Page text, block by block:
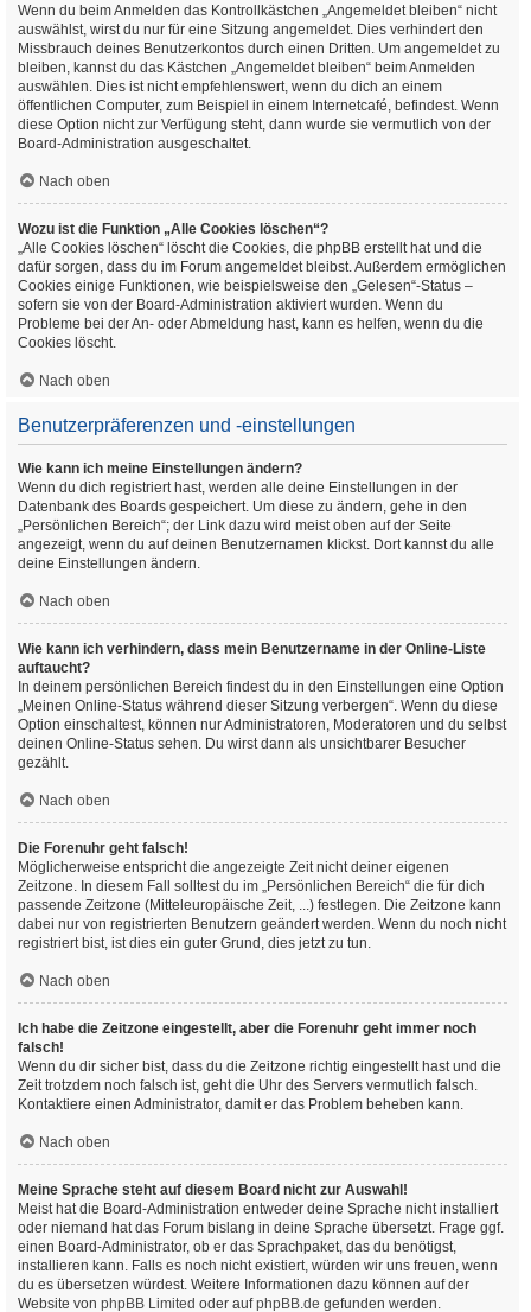
Wenn du beim Anmelden das Kontrollkästchen „Angemeldet bleiben“ nicht
auswählst, wirst du nur für eine Sitzung angemeldet. Dies verhindert den
Missbrauch deines Benutzerkontos durch einen Dritten. Um angemeldet zu
bleiben, kannst du das Kästchen „Angemeldet bleiben“ beim Anmelden
auswählen. Dies ist nicht empfehlenswert, wenn du dich an einem
öffentlichen Computer, zum Beispiel in einem Internetcafé, befindest. Wenn
diese Option nicht zur Verfügung steht, dann wurde sie vermutlich von der
Board-Administration ausgeschaltet.
Nach oben
Wozu ist die Funktion „Alle Cookies löschen“?
„Alle Cookies löschen“ löscht die Cookies, die phpBB erstellt hat und die
dafür sorgen, dass du im Forum angemeldet bleibst. Außerdem ermöglichen
Cookies einige Funktionen, wie beispielsweise den „Gelesen“-Status –
sofern sie von der Board-Administration aktiviert wurden. Wenn du
Probleme bei der An- oder Abmeldung hast, kann es helfen, wenn du die
Cookies löscht.
Nach oben
Benutzerpräferenzen und -einstellungen
Wie kann ich meine Einstellungen ändern?
Wenn du dich registriert hast, werden alle deine Einstellungen in der
Datenbank des Boards gespeichert. Um diese zu ändern, gehe in den
„Persönlichen Bereich“; der Link dazu wird meist oben auf der Seite
angezeigt, wenn du auf deinen Benutzernamen klickst. Dort kannst du alle
deine Einstellungen ändern.
Nach oben
Wie kann ich verhindern, dass mein Benutzername in der Online-Liste
auftaucht?
In deinem persönlichen Bereich findest du in den Einstellungen eine Option
„Meinen Online-Status während dieser Sitzung verbergen“. Wenn du diese
Option einschaltest, können nur Administratoren, Moderatoren und du selbst
deinen Online-Status sehen. Du wirst dann als unsichtbarer Besucher
gezählt.
Nach oben
Die Forenuhr geht falsch!
Möglicherweise entspricht die angezeigte Zeit nicht deiner eigenen
Zeitzone. In diesem Fall solltest du im „Persönlichen Bereich“ die für dich
passende Zeitzone (Mitteleuropäische Zeit, ...) festlegen. Die Zeitzone kann
dabei nur von registrierten Benutzern geändert werden. Wenn du noch nicht
registriert bist, ist dies ein guter Grund, dies jetzt zu tun.
Nach oben
Ich habe die Zeitzone eingestellt, aber die Forenuhr geht immer noch
falsch!
Wenn du dir sicher bist, dass du die Zeitzone richtig eingestellt hast und die
Zeit trotzdem noch falsch ist, geht die Uhr des Servers vermutlich falsch.
Kontaktiere einen Administrator, damit er das Problem beheben kann.
Nach oben
Meine Sprache steht auf diesem Board nicht zur Auswahl!
Meist hat die Board-Administration entweder deine Sprache nicht installiert
oder niemand hat das Forum bislang in deine Sprache übersetzt. Frage ggf.
einen Board-Administrator, ob er das Sprachpaket, das du benötigst,
installieren kann. Falls es noch nicht existiert, würden wir uns freuen, wenn
du es übersetzen würdest. Weitere Informationen dazu können auf der
Website von phpBB Limited oder aufphpBB.de gefunden werden.